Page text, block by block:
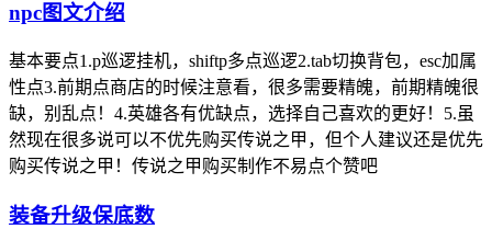
npc图文介绍
基本要点1.p巡逻挂机，shiftp多点巡逻2.tab切换背包，esc加属
性点3.前期点商店的时候注意看，很多需要精魄，前期精魄很
缺，别乱点！4.英雄各有优缺点，选择自己喜欢的更好！5.虽
然现在很多说可以不优先购买传说之甲，但个人建议还是优先
购买传说之甲！传说之甲购买制作不易点个赞吧
装备升级保底数